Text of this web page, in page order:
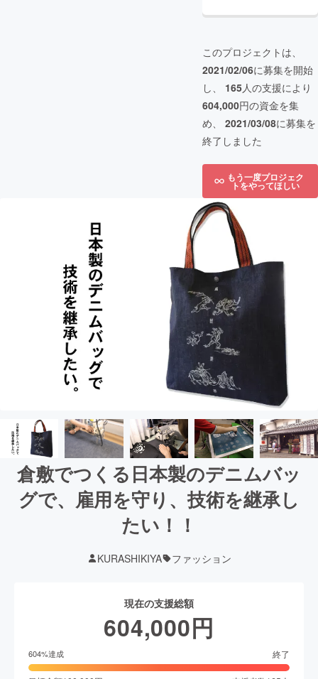
このプロジェクトは、
2021/02/06に募集を開始
し、 165人の支援により
604,000円の資金を集
め、 2021/03/08に募集を
終了しました
もう一度プロジェク
トをやってほしい
倉敷でつくる日本製のデニムバッ
グで、雇用を守り、技術を継承し
たい！！
KURASHIKIYA ファッション
現在の支援総額
604,000円
604%達成 終了